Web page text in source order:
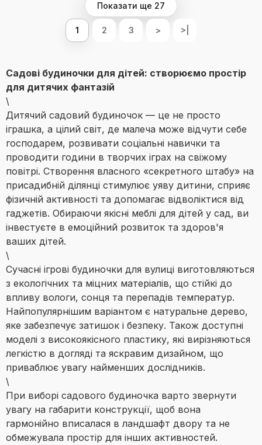
Показати ще 27
1 2 3 > >|
Садові будиночки для дітей: створюємо простір
для дитячих фантазій
\
Дитячий садовий будиночок — це не просто
іграшка, а цілий світ, де малеча може відчути себе
господарем, розвивати соціальні навички та
проводити години в творчих іграх на свіжому
повітрі. Створення власного «секретного штабу» на
присадибній ділянці стимулює уяву дитини, сприяє
фізичній активності та допомагає відволіктися від
гаджетів. Обираючи якісні меблі для дітей у сад, ви
інвестуєте в емоційний розвиток та здоров'я
ваших дітей.
\
Сучасні ігрові будиночки для вулиці виготовляються
з екологічних та міцних матеріалів, що стійкі до
впливу вологи, сонця та перепадів температур.
Найпопулярнішим варіантом є натуральне дерево,
яке забезпечує затишок і безпеку. Також доступні
моделі з високоякісного пластику, які вирізняються
легкістю в догляді та яскравим дизайном, що
приваблює увагу найменших дослідників.
\
При виборі садового будиночка варто звернути
увагу на габарити конструкції, щоб вона
гармонійно вписалася в ландшафт двору та не
обмежувала простір для інших активностей.